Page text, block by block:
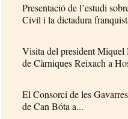
Presentació de l’estudi
Civil i la dictadura
Visita del president Miquel
de Càrniques Reixach a
El Consorci de les
de Can Bóta a...